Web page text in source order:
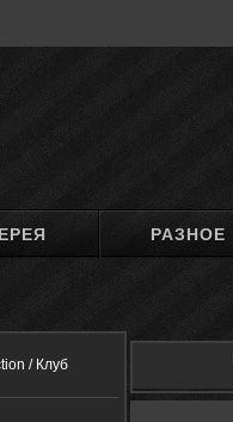
РАЗНОЕ
/ Клуб